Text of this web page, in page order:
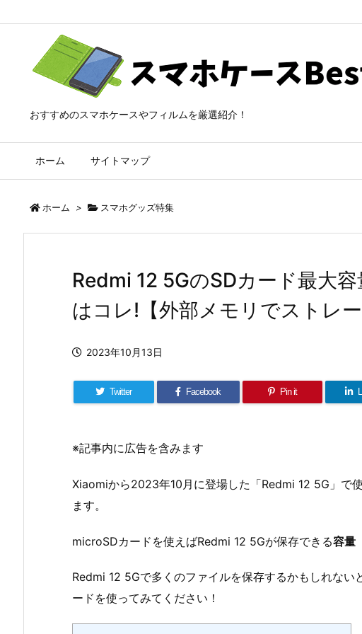
おすすめのスマホケースやフィルムを厳選紹介！
ホーム サイトマップ
ホーム > スマホグッズ特集
Redmi 12 5GのSDカード最大
はコレ!【外部メモリでストレー
2023年10月13日
Twitter Facebook Pin it
※記事内に広告を含みます
Xiaomiから2023年10月に登場した「Redmi 12 5G」で
ます。
microSDカードを使えばRedmi 12 5Gが保存できる容量
Redmi 12 5Gで多くのファイルを保存するかもしれな
ードを使ってみてください！